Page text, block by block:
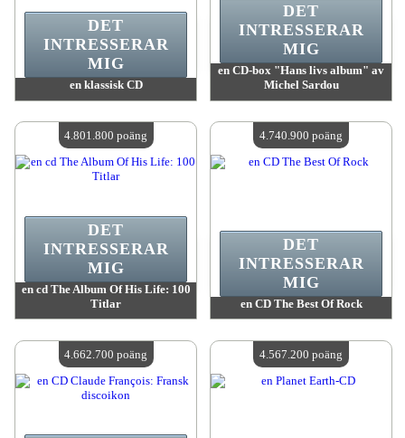
en klassisk CD
Antal tillgängliga:4
DET
INTRESSERAR
MIG
en CD-box "Hans livs album" av
Michel Sardou
Antal tillgängliga:4
DET
INTRESSERAR
MIG
en cd The Album Of His Life: 100
Titlar
Antal tillgängliga:4
DET
INTRESSERAR
MIG
4.801.800 poäng
en CD The Best Of Rock
Antal tillgängliga:4
DET
INTRESSERAR
MIG
4.740.900 poäng
4.662.700 poäng 4.567.200 poäng